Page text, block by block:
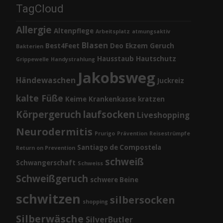
TagCloud
Allergie Altenpflege Arbeitsplatz atmungsaktiv
Bakterien Best4Feet Blasen Deo Ekzem Geruch
Grippewelle Handystrahlung Hausstaub Hautschutz
Händewaschen Jakobsweg Juckreiz
kalte Füße Keime Krankenkasse kratzen
Körpergeruch laufsocken Liveshopping
Neurodermitis Prurigo Prävention Reisestrümpfe
Return on Prevention Santiago de Compostela
Schwangerschaft Schweiss schweiß
Schweißgeruch schwere Beine
schwitzen shopping silbersocken
Silberwäsche SilverButler